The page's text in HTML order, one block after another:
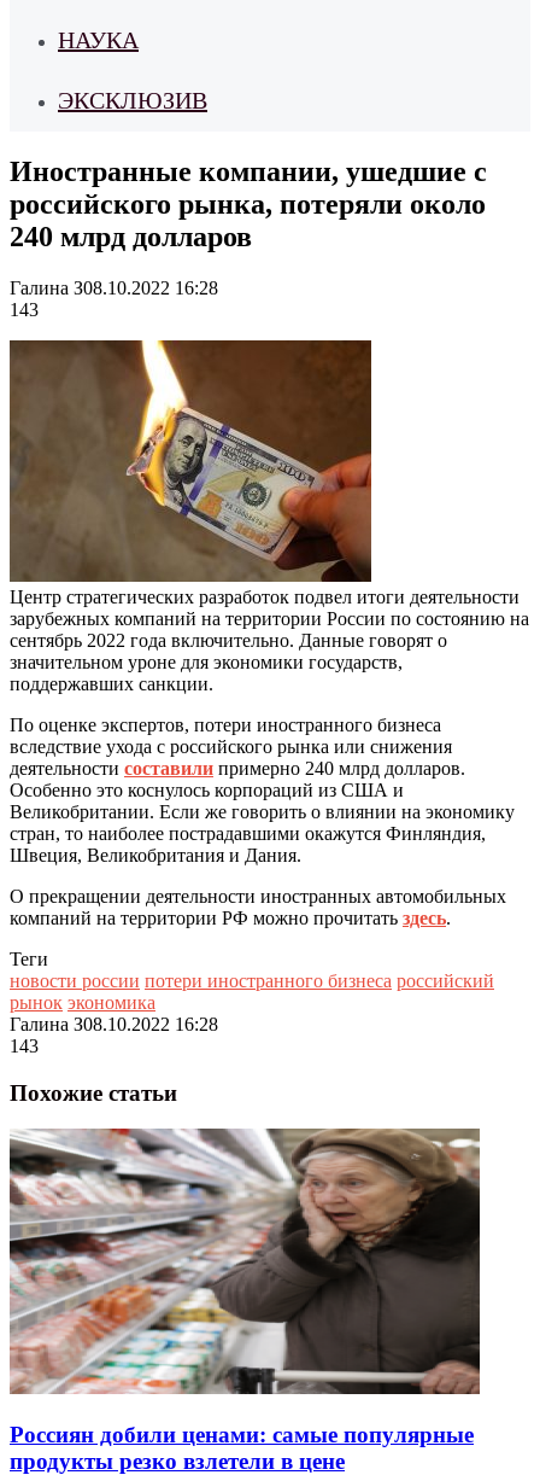
НАУКА
ЭКСКЛЮЗИВ
Иностранные компании, ушедшие с
российского рынка, потеряли около
240 млрд долларов
Галина З08.10.2022 16:28
143
Центр стратегических разработок подвел итоги деятельности
зарубежных компаний на территории России по состоянию на
сентябрь 2022 года включительно. Данные говорят о
значительном уроне для экономики государств,
поддержавших санкции.
По оценке экспертов, потери иностранного бизнеса
вследствие ухода с российского рынка или снижения
деятельности составили примерно 240 млрд долларов.
Особенно это коснулось корпораций из США и
Великобритании. Если же говорить о влиянии на экономику
стран, то наиболее пострадавшими окажутся Финляндия,
Швеция, Великобритания и Дания.
О прекращении деятельности иностранных автомобильных
компаний на территории РФ можно прочитать здесь.
Теги
новости россии потери иностранного бизнеса российский
рынок экономика
Галина З08.10.2022 16:28
143
Похожие статьи
Россиян добили ценами: самые популярные
продукты резко взлетели в цене